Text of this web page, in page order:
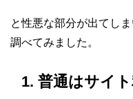
と性悪な部分が出てし
調べてみました。
普通はサイ